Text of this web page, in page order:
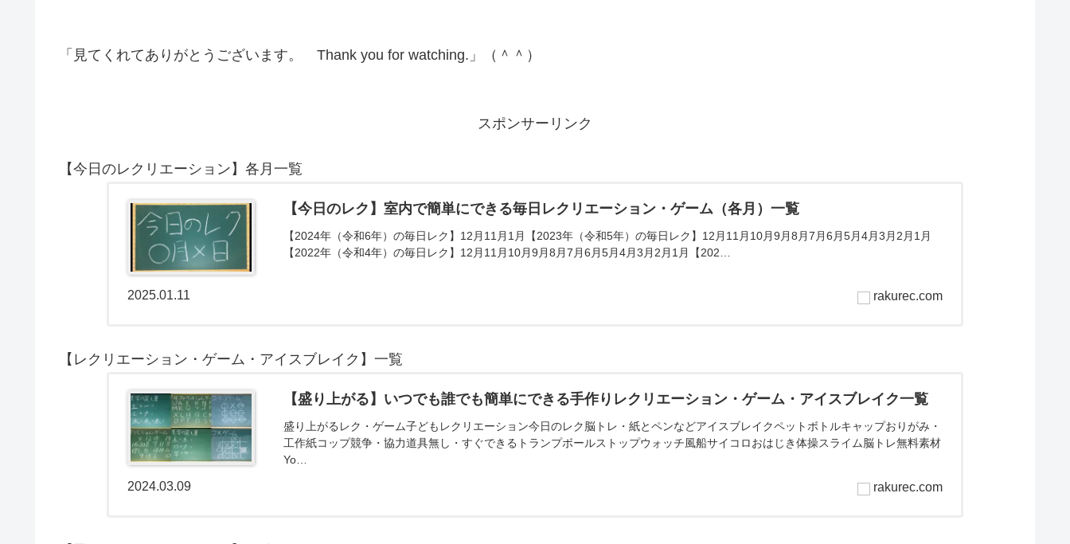
「見てくれてありがとうございます。 Thank you for watching.」（＾＾）
スポンサーリンク
【今日のレクリエーション】各月一覧
【今日のレク】室内で簡単にできる毎日レクリエーション・ゲーム（各月）一覧
【2024年（令和6年）の毎日レク】12月11月1月【2023年（令和5年）の毎日レク】12月11月10月9月8月7月6月5月4月3月2月1月
【2022年（令和4年）の毎日レク】12月11月10月9月8月7月6月5月4月3月2月1月【202…
rakurec.com
2025.01.11
【レクリエーション・ゲーム・アイスブレイク】一覧
【盛り上がる】いつでも誰でも簡単にできる手作りレクリエーション・ゲーム・アイスブレイク一覧
盛り上がるレク・ゲーム子どもレクリエーション今日のレク脳トレ・紙とペンなどアイスブレイクペットボトルキャップおりがみ・
工作紙コップ競争・協力道具無し・すぐできるトランプボールストップウォッチ風船サイコロおはじき体操スライム脳トレ無料素材
Yo…
rakurec.com
2024.03.09